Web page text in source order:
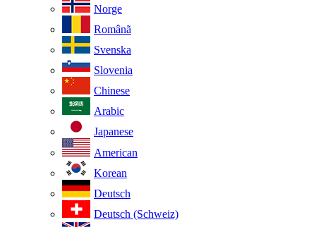
Norge
Românã
Svenska
Slovenia
Chinese
Arabic
Japanese
American
Korean
Deutsch
Deutsch (Schweiz)